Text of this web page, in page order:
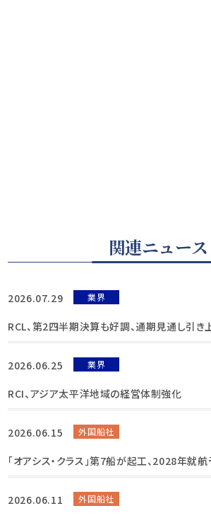
関連ニュース
2026.07.29 業界
RCL、第2四半期決算も好調、通期見通し引き
2026.06.25 業界
RCI、アジア太平洋地域の経営体制強化
2026.06.15 外国船社
「オアシス・クラス」第7船が起工、2028年就
2026.06.11 外国船社